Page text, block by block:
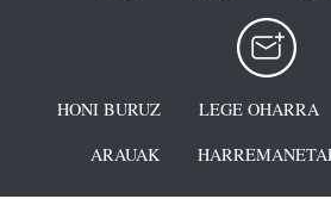
HONI BURUZ LEGE OHARRA
ARAUAK